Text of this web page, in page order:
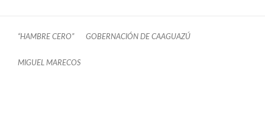
“HAMBRE CERO” GOBERNACIÓN DE CAAGUAZÚ
MIGUEL MARECOS